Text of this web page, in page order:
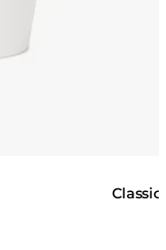
Classic